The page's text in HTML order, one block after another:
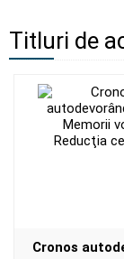
Titluri de
Cronos